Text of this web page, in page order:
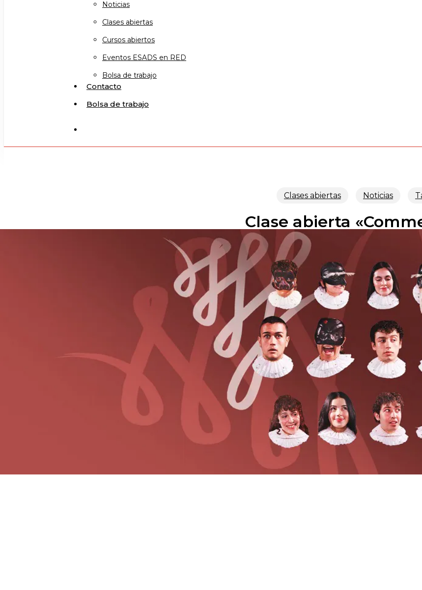
Noticias
Clases abiertas
Cursos abiertos
Eventos ESADS en RED
Bolsa de trabajo
Contacto
Bolsa de trabajo
Clases abiertas Noticias
Clase abierta